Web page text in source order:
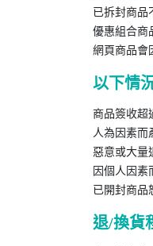
已拆封商品
優惠組合商
網頁商品會
以下情
商品簽收超
人為因素而
惡意或大量
因個人因素
已開封商品
退/換貨